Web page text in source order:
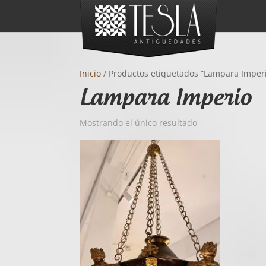
Inicio / Productos etiquetados “Lampara
Lampara Imperio
Mostrando el único resultado